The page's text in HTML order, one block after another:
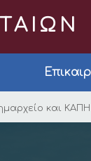
και